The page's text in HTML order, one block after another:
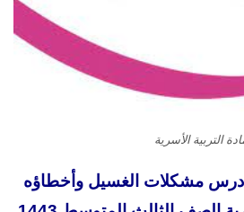
التربية الأسرية
درس مشكلات الغسيل وأخطاؤه